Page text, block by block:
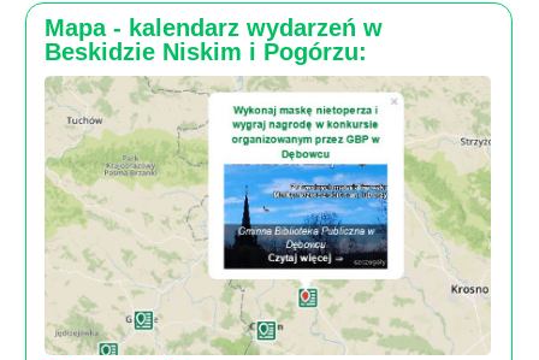
Mapa - kalendarz wydarzeń w
Beskidzie Niskim i Pogórzu: